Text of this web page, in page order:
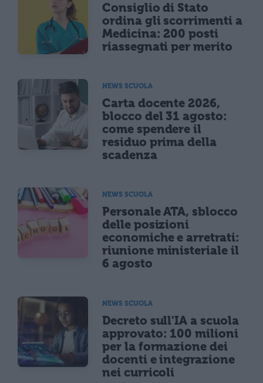
Consiglio di Stato
ordina gli scorrimenti a
Medicina: 200 posti
riassegnati per merito
NEWS SCUOLA
Carta docente 2026,
blocco del 31 agosto:
come spendere il
residuo prima della
scadenza
NEWS SCUOLA
Personale ATA, sblocco
delle posizioni
economiche e arretrati:
riunione ministeriale il
6 agosto
NEWS SCUOLA
Decreto sull'IA a scuola
approvato: 100 milioni
per la formazione dei
docenti e integrazione
nei curricoli